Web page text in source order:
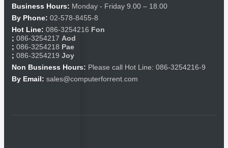
Business Hours: Monday - Friday 9.00 – 18.00
By Phone: 02-578-8455-8
Hot Line: 086-3254216 Fon
; 086-3254217 Aod
; 086-3254218 Pae
; 086-3254219 Joy
Non Business Hours: Please call Hot Line: 086-3254216-9
By Email: sales@computerforrent.com